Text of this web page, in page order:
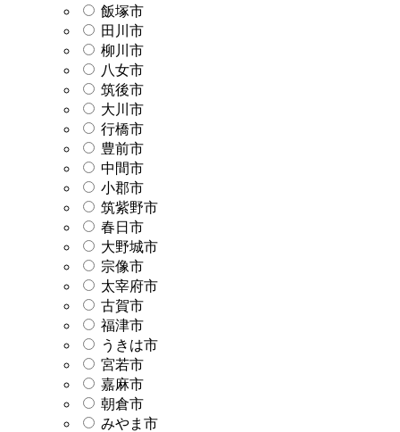
飯塚市
田川市
柳川市
八女市
筑後市
大川市
行橋市
豊前市
中間市
小郡市
筑紫野市
春日市
大野城市
宗像市
太宰府市
古賀市
福津市
うきは市
宮若市
嘉麻市
朝倉市
みやま市